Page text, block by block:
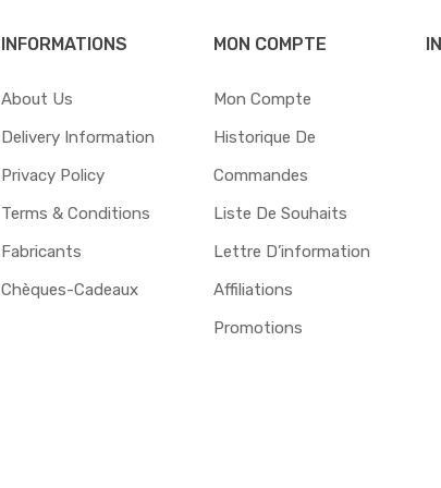
INFORMATIONS
About Us
Delivery Information
Privacy Policy
Terms & Conditions
Fabricants
Chèques-Cadeaux
MON COMPTE
Mon Compte
Historique De
Commandes
Liste De Souhaits
Lettre D’information
Affiliations
Promotions